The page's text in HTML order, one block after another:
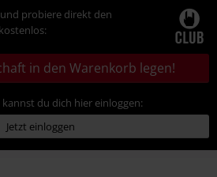
probiere direkt den
in den Warenkorb legen!
du dich hier einloggen:
Jetzt einloggen